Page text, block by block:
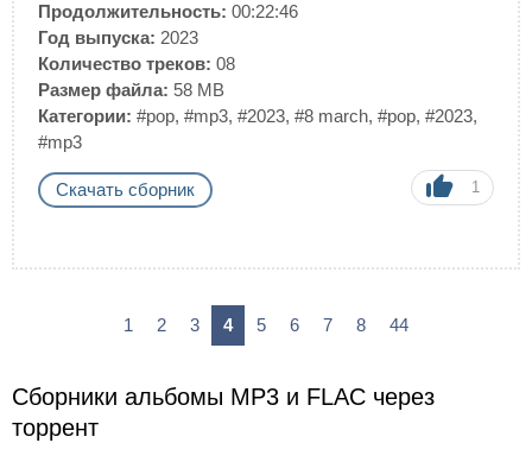
Продолжительность: 00:22:46
Год выпуска: 2023
Количество треков: 08
Размер файла: 58 MB
Категории: #pop, #mp3, #2023, #8 march, #pop, #2023,
#mp3
Скачать сборник 1
1 2 3 4 5 6 7 8 44
Сборники альбомы MP3 и FLAC через
торрент